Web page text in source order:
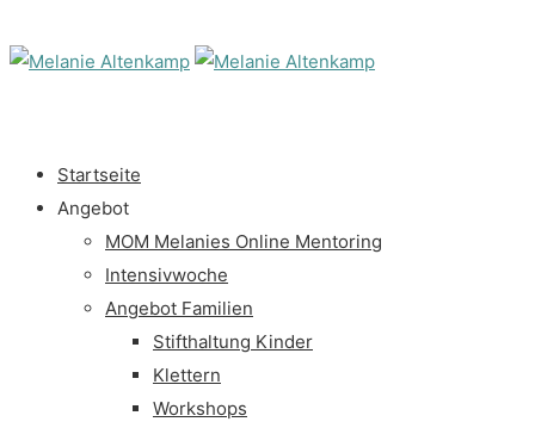
Startseite
Angebot
MOM Melanies Online Mentoring
Intensivwoche
Angebot Familien
Stifthaltung Kinder
Klettern
Workshops